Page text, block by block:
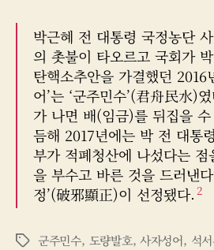
박근혜 전 대통령 국정농단
의 촛불이 타오르고 국회가
탄핵소추안을 가결했던 2016
어’는 ‘군주민수’(君舟民水)
가 나면 배(임금)를 뒤집을
듬해 2017년에는 박 전 대통
부가 적폐청산에 나섰다는 점
을 부수고 바른 것을 드러낸다
정’(破邪顯正)이 선정됐다. 2
태
군주민수, 도량발호, 사자성어, 석